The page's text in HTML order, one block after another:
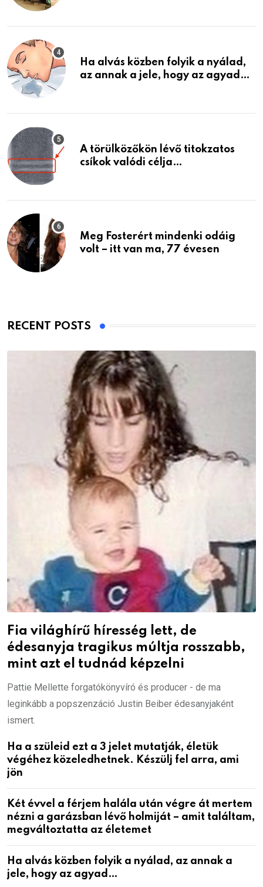
életemet
Ha alvás közben folyik a nyálad,
az annak a jele, hogy az agyad…
A törülközőkön lévő titokzatos
csíkok valódi célja…
Meg Fosterért mindenki odáig
volt – itt van ma, 77 évesen
RECENT POSTS
Fia világhírű híresség lett, de
édesanyja tragikus múltja rosszabb,
mint azt el tudnád képzelni
Pattie Mellette forgatókönyvíró és producer - de ma
leginkább a popszenzáció Justin Beiber édesanyjaként
ismert.
Ha a szüleid ezt a 3 jelet mutatják, életük
végéhez közeledhetnek. Készülj fel arra, ami
jön
Két évvel a férjem halála után végre át mertem
nézni a garázsban lévő holmiját – amit találtam,
megváltoztatta az életemet
Ha alvás közben folyik a nyálad, az annak a
jele, hogy az agyad…